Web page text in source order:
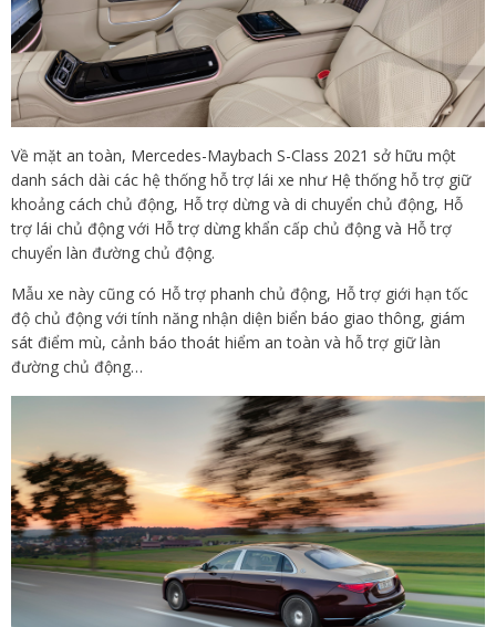
Về mặt an toàn, Mercedes-Maybach S-Class 2021 sở hữu một
danh sách dài các hệ thống hỗ trợ lái xe như Hệ thống hỗ trợ giữ
khoảng cách chủ động, Hỗ trợ dừng và di chuyển chủ động, Hỗ
trợ lái chủ động với Hỗ trợ dừng khẩn cấp chủ động và Hỗ trợ
chuyển làn đường chủ động.
Mẫu xe này cũng có Hỗ trợ phanh chủ động, Hỗ trợ giới hạn tốc
độ chủ động với tính năng nhận diện biển báo giao thông, giám
sát điểm mù, cảnh báo thoát hiểm an toàn và hỗ trợ giữ làn
đường chủ động…